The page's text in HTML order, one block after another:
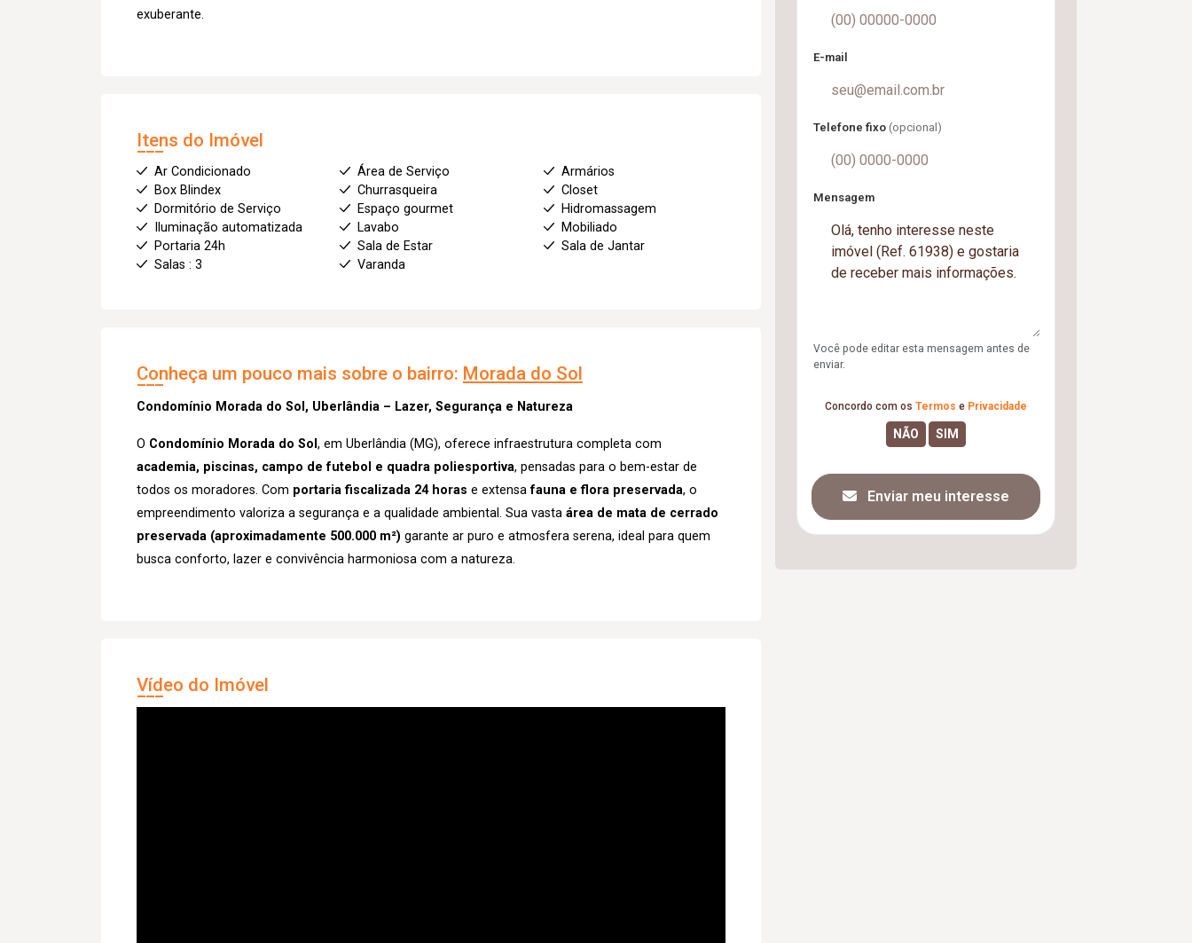
exuberante.
Itens do Imóvel
Ar Condicionado Área de Serviço
Armários
Box Blindex
Churrasqueira
Closet
Dormitório de Serviço
Espaço gourmet
Hidromassagem
Iluminação automatizada
Lavabo
Mobiliado
Portaria 24h
Sala de Estar
Sala de Jantar
Salas : 3
Varanda
Conheça um pouco mais sobre o bairro: Morada do Sol
Condomínio Morada do Sol, Uberlândia – Lazer, Segurança e Natureza
O Condomínio Morada do Sol , em Uberlândia (MG), oferece infraestrutura completa com
academia, piscinas, campo de futebol e quadra poliesportiva, pensadas para o bem-estar de
todos os moradores. Com portaria fiscalizada 24 horas e extensafauna e flora preservada, o
empreendimento valoriza a segurança e a qualidade ambiental. Sua vasta área de mata de cerrado
preservada (aproximadamente 500.000 m²) garante ar puro e atmosfera serena, ideal para quem
busca conforto, lazer e convivência harmoniosa com a natureza.
Vídeo do Imóvel
E-mail
Telefone fixo (opcional)
Mensagem
Você pode editar esta mensagem antes de
enviar.
Concordo com os Termos e Privacidade
Enviar meu interesse